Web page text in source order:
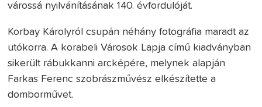
várossá nyilvánításának 140. évfordulóját.
Korbay Károlyról csupán néhány fotográfia maradt az
utókorra. A korabeli Városok Lapja című kiadványban
sikerült rábukkanni arcképére, melynek alapján
Farkas Ferenc szobrászművész elkészítette a
domborművet.